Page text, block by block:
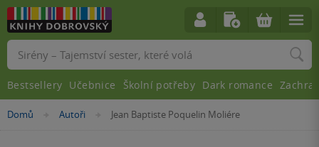
Nacházíte
Domů »Autoři »Jean Baptiste Poquelin Moliére
Vyhledávání
Bestsellery Učebnice Školní potřeby Dark romance